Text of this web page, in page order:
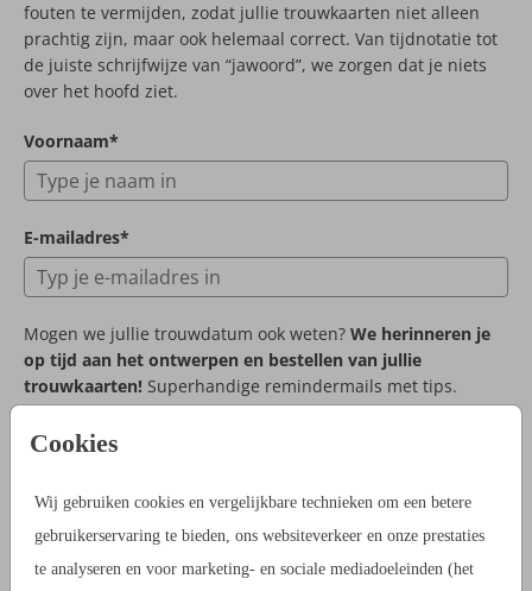
Cookies
Wij gebruiken cookies en vergelijkbare technieken om een betere
gebruikerservaring te bieden, ons websiteverkeer en onze prestaties
te analyseren en voor marketing- en sociale mediadoeleinden (het
fouten te vermijden, zodat jullie trouwkaarten niet alleen
prachtig zijn, maar ook helemaal correct. Van tijdnotatie tot
de juiste schrijfwijze van “jawoord”, we zorgen dat je niets
over het hoofd ziet.
Voornaam*
E-mailadres*
Mogen we jullie trouwdatum ook weten? We herinneren je
op tijd aan het ontwerpen en bestellen van jullie
trouwkaarten! Superhandige remindermails met tips.
Jullie trouwdatum
We gebruiken je mailadres om de download toe te sturen en
je toe te voegen aan onze mailinglijst: Stijlvolle Updates met